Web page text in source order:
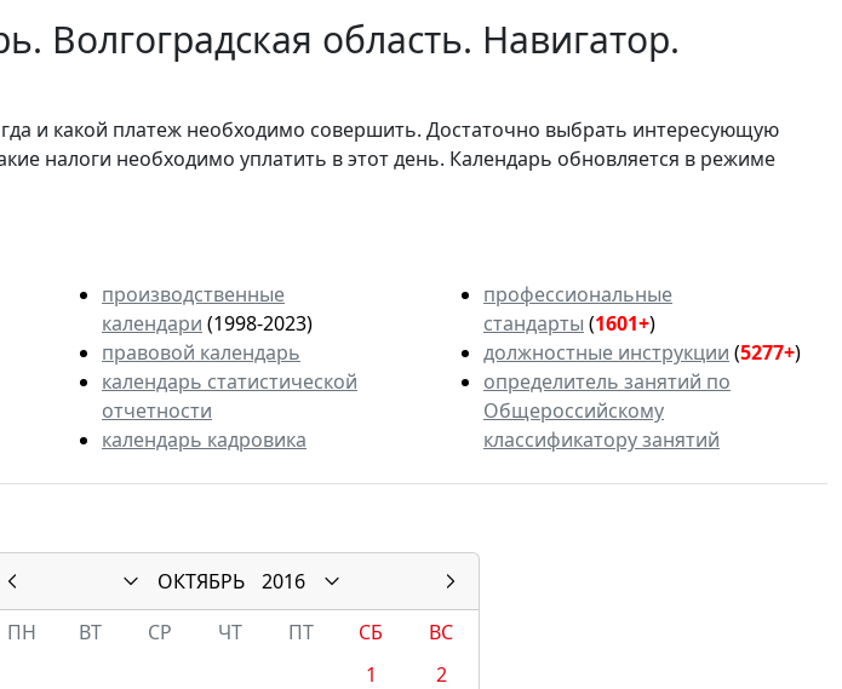
Волгоградская область. Навигатор.
и какой платеж необходимо совершить. Достаточно выбрать интересующую
налоги необходимо уплатить в этот день. Календарь обновляется в режиме
производственные
календари (1998-2023)
правовой календарь
календарь статистической
отчетности
календарь кадровика
профессиональные
стандарты (1601+)
должностные инструкции (5277+)
определитель занятий по
Общероссийскому
классификатору занятий
ОКТЯБРЬ
2016
ПН
ВТ СР ЧТ ПТ СБ
ВС
1
2